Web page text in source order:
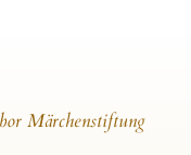
Märchenstiftung